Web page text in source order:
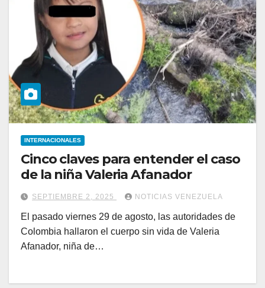
INTERNACIONALES
Cinco claves para entender el caso
de la niña Valeria Afanador
SEPTIEMBRE 2, 2025 NOTICIAS VENEZUELA
El pasado viernes 29 de agosto, las autoridades de
Colombia hallaron el cuerpo sin vida de Valeria
Afanador, niña de…